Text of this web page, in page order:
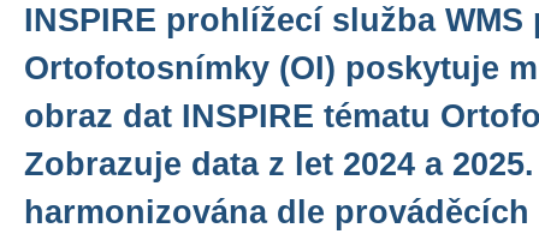
INSPIRE prohlížecí služba WMS
Ortofotosnímky (OI) poskytuje
obraz dat INSPIRE tématu
Zobrazuje data z let 2024 a
harmonizována dle prováděcích